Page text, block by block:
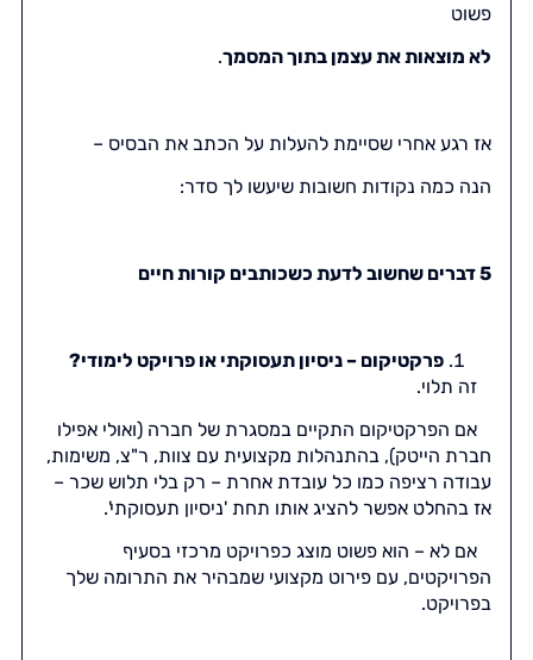
פשוט
לא מוצאות את עצמן בתוך המסמך.
אז רגע אחרי שסיימת להעלות על הכתב את הבסיס –
הנה כמה נקודות חשובות שיעשו לך סדר:
5 דברים שחשוב לדעת כשכותבים קורות חיים
פרקטיקום – ניסיון תעסוקתי או פרויקט לימודי?
זה תלוי.
אם הפרקטיקום התקיים במסגרת של חברה (ואולי אפילו
חברת הייטק), בהתנהלות מקצועית עם צוות, ר"צ, משימות,
עבודה רציפה כמו כל עובדת אחרת – רק בלי תלוש שכר –
אז בהחלט אפשר להציג אותו תחת 'ניסיון תעסוקתי'.
אם לא – הוא פשוט מוצג כפרויקט מרכזי בסעיף
הפרויקטים, עם פירוט מקצועי שמבהיר את התרומה שלך
בפרויקט.